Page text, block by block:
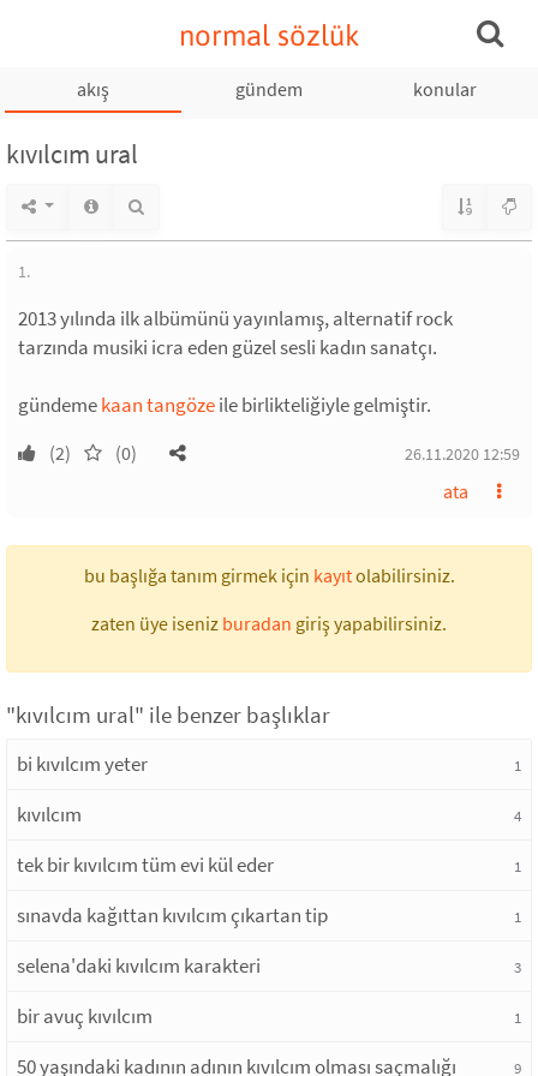
normal sözlük
akış gündem konular
kıvılcım ural
1.
2013 yılında ilk albümünü yayınlamış, alternatif rock
tarzında musiki icra eden güzel sesli kadın sanatçı.
gündemekaan tangözeile birlikteliğiyle gelmiştir.
(2) (0) 26.11.2020 12:59
ata
bu başlığa tanım girmek için kayıtolabilirsiniz.
zaten üye iseniz buradan giriş yapabilirsiniz.
"kıvılcım ural" ile benzer başlıklar
bi kıvılcım yeter 1
kıvılcım 4
tek bir kıvılcım tüm evi kül eder 1
sınavda kağıttan kıvılcım çıkartan tip 1
selena'daki kıvılcım karakteri 3
bir avuç kıvılcım 1
50 yaşındaki kadının adının kıvılcım olması saçmalığı 9